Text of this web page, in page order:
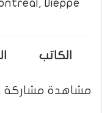
Dieppe.
الكاتب
مشاهدة مشاركة